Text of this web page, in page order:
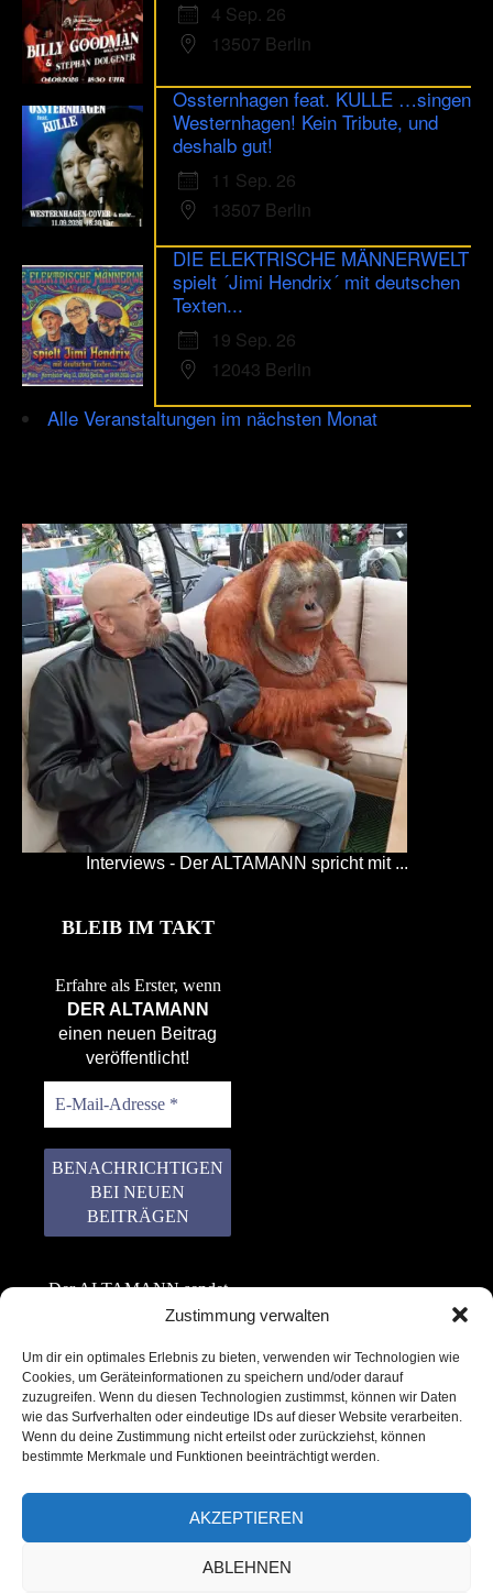
Zustimmung verwalten
Um dir ein optimales Erlebnis zu bieten, verwenden wir Technologien wie
Cookies, um Geräteinformationen zu speichern und/oder darauf
zuzugreifen. Wenn du diesen Technologien zustimmst, können wir Daten
wie das Surfverhalten oder eindeutige IDs auf dieser Website verarbeiten.
Wenn du deine Zustimmung nicht erteilst oder zurückziehst, können
bestimmte Merkmale und Funktionen beeinträchtigt werden.
AKZEPTIEREN
ABLEHNEN
4 Sep. 26
13507 Berlin
Ossternhagen feat. KULLE …singen
Westernhagen! Kein Tribute, und
deshalb gut!
11 Sep. 26
13507 Berlin
DIE ELEKTRISCHE MÄNNERWELT
spielt ´Jimi Hendrix´ mit deutschen
Texten...
19 Sep. 26
12043 Berlin
Alle Veranstaltungen im nächsten Monat
Interviews - Der ALTAMANN spricht mit ...
BLEIB IM TAKT
Erfahre als Erster, wenn
DER ALTAMANN
einen neuen Beitrag
veröffentlicht!
Der ALTAMANN sendet
keinen Spam! Er gibt
weiter. Erfahre mehr in
unserer
Datenschutzerklärung.